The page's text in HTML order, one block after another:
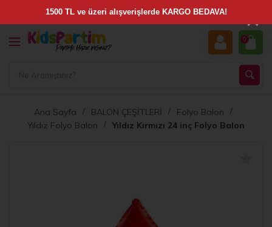
0
Ana Sayfa BALON ÇEŞİTLERİ
Folyo Balon
Yıldız Folyo Balon
Yıldız Kırmızı 24 inç Folyo Balon
×